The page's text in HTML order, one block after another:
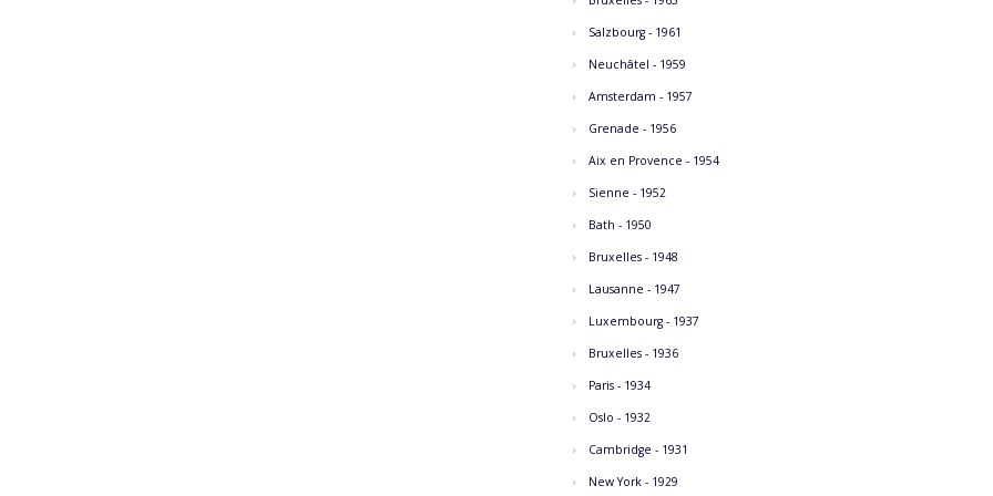
Salzbourg - 1961
Neuchâtel - 1959
Amsterdam - 1957
Grenade - 1956
Aix en Provence - 1954
Sienne - 1952
Bath - 1950
Bruxelles - 1948
Lausanne - 1947
Luxembourg - 1937
Bruxelles - 1936
Paris - 1934
Oslo - 1932
Cambridge - 1931
New York - 1929